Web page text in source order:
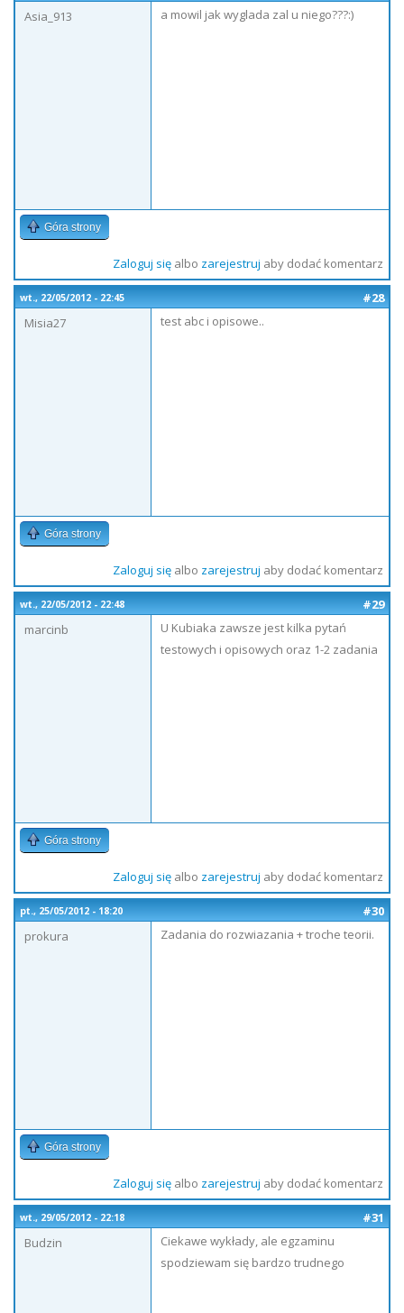
Asia_913
a mowil jak wyglada zal u niego???:)
Góra strony
Zaloguj sięalbo zarejestruj aby dodać komentarz
wt., 22/05/2012 - 22:45
#28
Misia27
test abc i opisowe..
Góra strony
Zaloguj sięalbo zarejestruj aby dodać komentarz
wt., 22/05/2012 - 22:48
#29
marcinb
U Kubiaka zawsze jest kilka pytań
testowych i opisowych oraz 1-2 zadania
Góra strony
Zaloguj sięalbo zarejestruj aby dodać komentarz
pt., 25/05/2012 - 18:20
#30
prokura
Zadania do rozwiazania + troche teorii.
Góra strony
Zaloguj sięalbo zarejestruj aby dodać komentarz
wt., 29/05/2012 - 22:18
#31
Budzin
Ciekawe wykłady, ale egzaminu
spodziewam się bardzo trudnego